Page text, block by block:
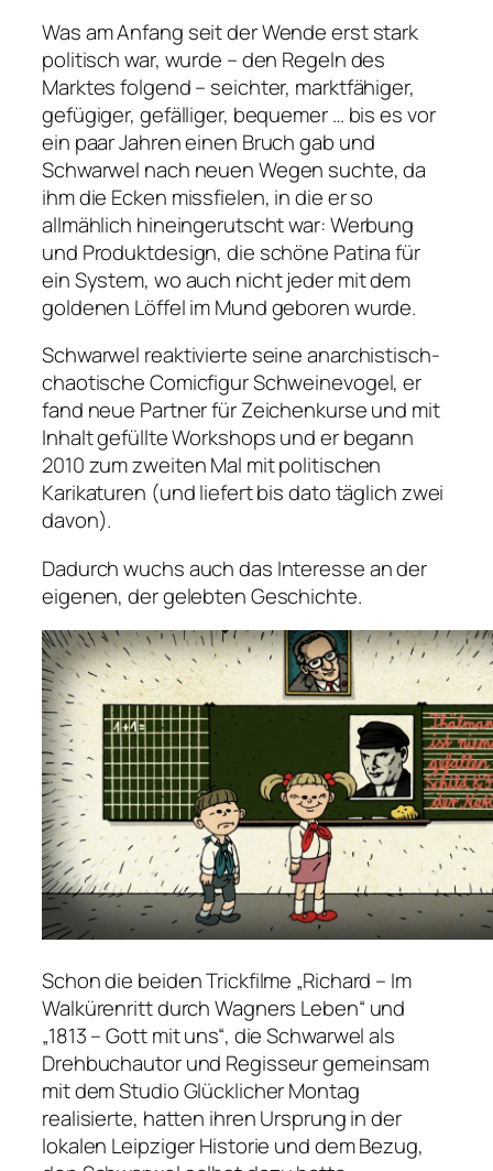
Was am Anfang seit der Wende erst stark
politisch war, wurde – den Regeln des
Marktes folgend – seichter, marktfähiger,
gefügiger, gefälliger, bequemer … bis es vor
ein paar Jahren einen Bruch gab und
Schwarwel nach neuen Wegen suchte, da
ihm die Ecken missfielen, in die er so
allmählich hineingerutscht war: Werbung
und Produktdesign, die schöne Patina für
ein System, wo auch nicht jeder mit dem
goldenen Löffel im Mund geboren wurde.
Schwarwel reaktivierte seine anarchistisch-
chaotische Comicfigur Schweinevogel, er
fand neue Partner für Zeichenkurse und mit
Inhalt gefüllte Workshops und er begann
2010 zum zweiten Mal mit politischen
Karikaturen (und liefert bis dato täglich zwei
davon).
Dadurch wuchs auch das Interesse an der
eigenen, der gelebten Geschichte.
Schon die beiden Trickfilme „Richard – Im
Walkürenritt durch Wagners Leben“ und
„1813 – Gott mit uns“, die Schwarwel als
Drehbuchautor und Regisseur gemeinsam
mit dem Studio Glücklicher Montag
realisierte, hatten ihren Ursprung in der
lokalen Leipziger Historie und dem Bezug,